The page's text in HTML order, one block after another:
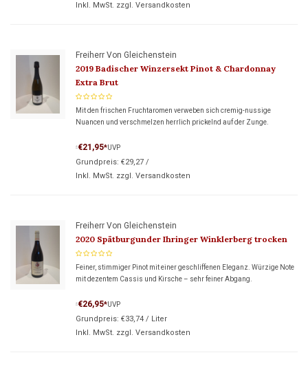
Inkl. MwSt. zzgl. Versandkosten
Freiherr Von Gleichenstein
2019 Badischer Winzersekt Pinot & Chardonnay
Extra Brut
Mit den frischen Fruchtaromen verweben sich cremig-nussige
Nuancen und verschmelzen herrlich prickelnd auf der Zunge.
*€21,95*UVP
Grundpreis: €29,27 /
Inkl. MwSt. zzgl. Versandkosten
Freiherr Von Gleichenstein
2020 Spätburgunder Ihringer Winklerberg trocken
Feiner, stimmiger Pinot mit einer geschliffenen Eleganz. Würzige Note
mit dezentem Cassis und Kirsche – sehr feiner Abgang.
*€26,95*UVP
Grundpreis: €33,74 / Liter
Inkl. MwSt. zzgl. Versandkosten